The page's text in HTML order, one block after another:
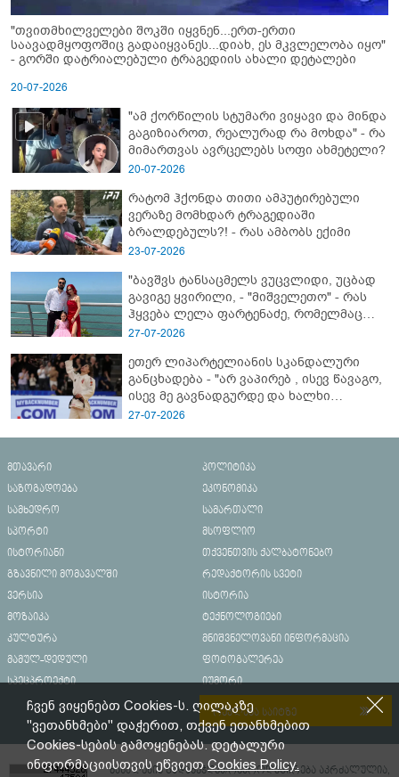
"თვითმხილველები შოკში იყვნენ...ერთ-ერთი
საავადმყოფოშიც გადაიყვანეს...დიახ, ეს მკვლელობა იყო"
- გორში დატრიალებული ტრაგედიის ახალი დეტალები
20-07-2026
"ამ ქორწილის სტუმარი ვიყავი და მინდა
გაგიზიაროთ, რეალურად რა მოხდა" - რა
მიმართვას ავრცელებს სოფი ახმეტელი?
20-07-2026
რატომ ჰქონდა თითი ამპუტირებული
ვერაზე მომხდარ ტრაგედიაში
ბრალდებულს?! - რას ამბობს ექიმი
23-07-2026
"ბავშვს ტანსაცმელს ვუცვლიდი, უცბად
გავიგე ყვირილი, - "მიშველეთო" - რას
ჰყვება ლელა ფარტენაძე, რომელმაც
ბათუმში 16 წლის ბიჭი ზღვაში
27-07-2026
ეთერ ლიპარტელიანის სკანდალური
განცხადება - "არ ვაპირებ , ისევ წავაგო,
ისევ მე გავნადგურდე და ხალხი
მშვიდად იყოს, თავის სკამებს
27-07-2026
მთავარი
პოლიტიკა
საზოგადოება
ეკონომიკა
სამხედრო
სამართალი
სპორტი
მსოფლიო
ისტორიანი
თქვენთვის ქალბატონებო
გზავნილი მომავალში
რედაქტორის სვეტი
ვერსია
ისტორია
მოზაიკა
ტექნოლოგიები
კულტურა
მნიშვნელოვანი ინფორმაცია
მამულ-დედული
ფოტოგალერეა
სპეცპროექტი
იუმორი
რეკლამა საიტზე
მასალების გადაბეჭდვა/რეპროდუცირება აკრძალულია,
ჩვენ ვიყენებთ Cookies-ს. ღილაკზე
"ვეთანხმები" დაჭერით, თქვენ ეთანხმებით
Cookies-სების გამოყენებას. დეტალური
ინფორმაციისთვის ეწვიეთCookies Policy.